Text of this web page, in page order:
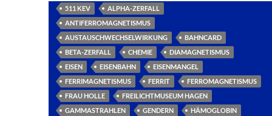
511 KEV
ALPHA-ZERFALL
ANTIFERROMAGNETISMUS
AUSTAUSCHWECHSELWIRKUNG
BAHNCARD
BETA-ZERFALL
CHEMIE
DIAMAGNETISMUS
EISEN
EISENBAHN
EISENMANGEL
FERRIMAGNETISMUS
FERRIT
FERROMAGNETISMUS
FRAU HOLLE
FREILICHTMUSEUM HAGEN
GAMMASTRAHLEN
GENDERN
HÄMOGLOBIN